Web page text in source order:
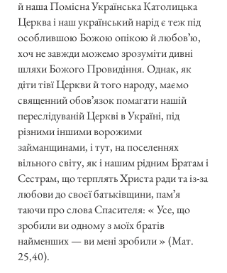
й наша Помісна Українська Католицька
Церква і наш український нарід є теж під
особлившою Божою опікою й любовʼю,
хоч не завжди можемо зрозуміти дивні
шляхи Божого Провидіння. Однак, як
діти тівї Церкви й того народу, маємо
священний обовʼязок помагати нашій
переслідуваній Церкві в Україні, під
різними іншими ворожими
займанщинами, і тут, на поселеннях
вільного світу, як і нашим рідним Братам і
Сестрам, що терплять Христа ради та із-за
любови до своєї батьківщини, памʼя
таючи про слова Спасителя: « Усе, що
зробили ви одному з моїх братів
найменших — ви мені зробили » (Мат.
25,40).